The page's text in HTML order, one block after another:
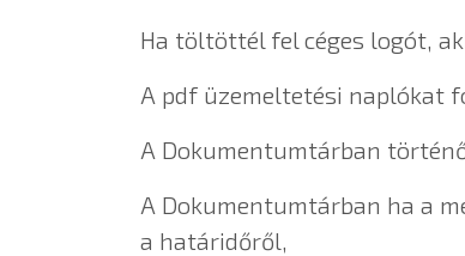
Ha töltöttél fel céges logót,
A pdf üzemeltetési naplókat
A Dokumentumtárban
A Dokumentumtárban ha a
a határidőről,